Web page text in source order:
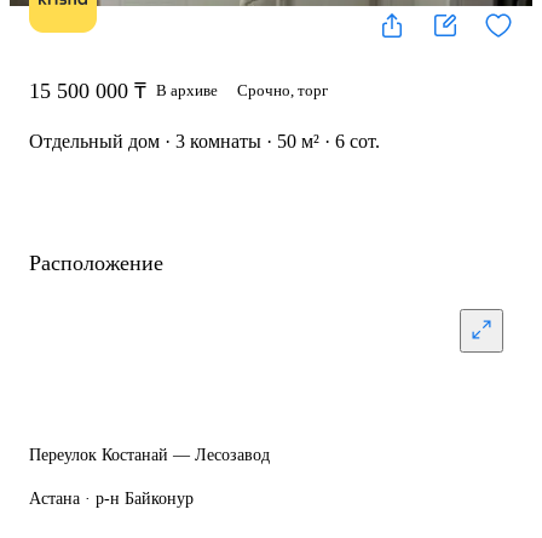
15 500 000 ₸ В архиве Срочно, торг
Отдельный дом · 3 комнаты · 50 м² · 6 сот.
Расположение
Переулок Костанай — Лесозавод
Астана · р-н Байконур